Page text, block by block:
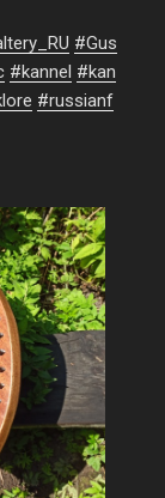
#Gus
#kannel #kan
#russianf